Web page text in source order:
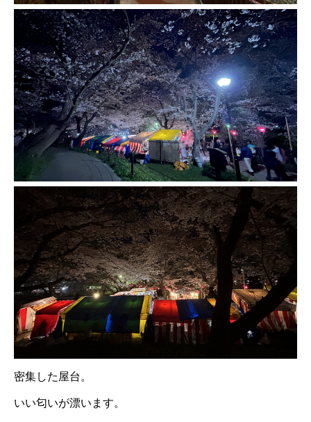
密集した屋台。
いい匂いが漂います。